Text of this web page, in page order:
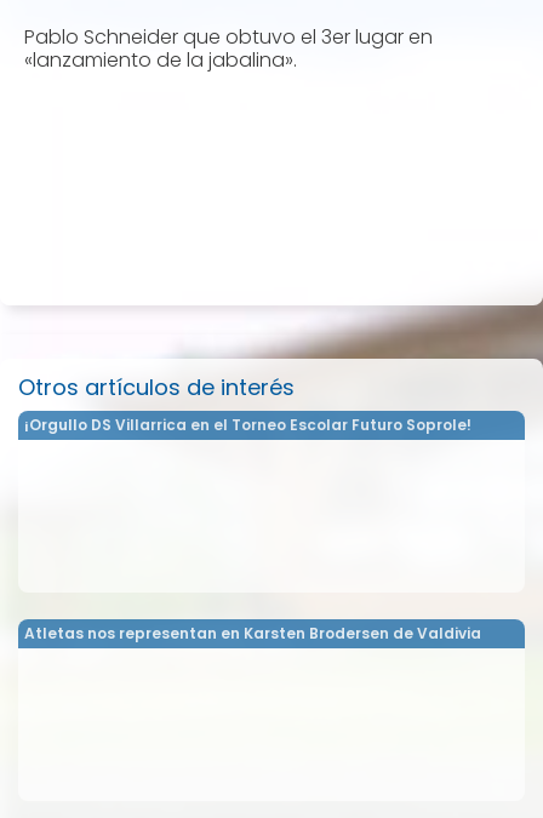
Pablo Schneider que obtuvo el 3er lugar en
«lanzamiento de la jabalina».
Otros artículos de interés
¡Orgullo DS Villarrica en el Torneo Escolar Futuro Soprole!
Atletas nos representan en Karsten Brodersen de Valdivia